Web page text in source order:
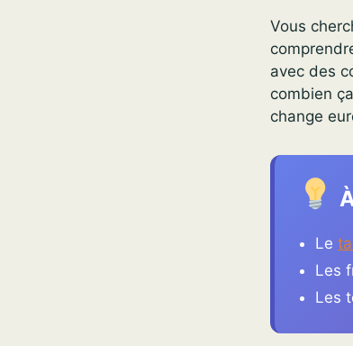
Vous
avec des
combien
change
Le
Les
Les